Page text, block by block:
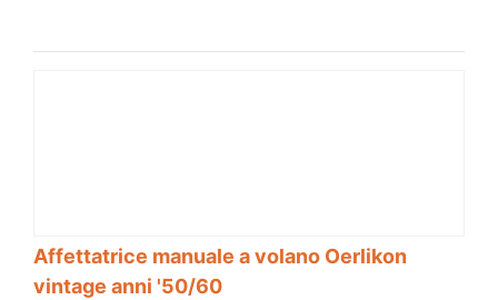
Affettatrice manuale a volano Oerlikon
vintage anni '50/60